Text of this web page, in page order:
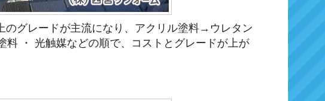
のグレードが主流になり、アクリル塗料→ウレタン
・ 光触媒などの順で、コストとグレードが上が